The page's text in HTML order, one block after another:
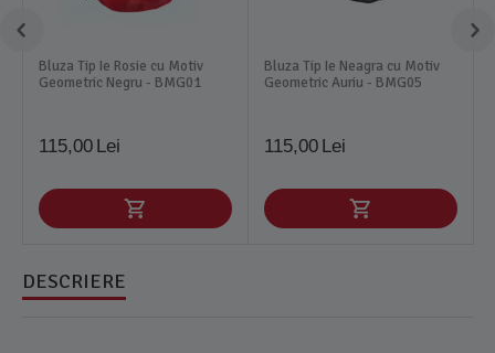
Bluza Tip Ie Rosie cu Motiv
Geometric Negru - BMG01
115,00 Lei
Bluza Tip Ie Neagra cu Motiv
Geometric Auriu - BMG05
115,00 Lei
DESCRIERE